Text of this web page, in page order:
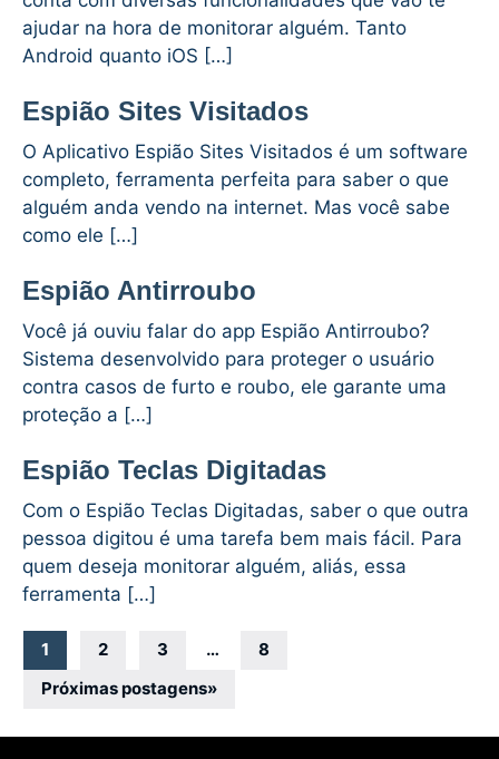
ajudar na hora de monitorar alguém. Tanto
Android quanto iOS […]
Espião Sites Visitados
O Aplicativo Espião Sites Visitados é um software
completo, ferramenta perfeita para saber o que
alguém anda vendo na internet. Mas você sabe
como ele […]
Espião Antirroubo
Você já ouviu falar do app Espião Antirroubo?
Sistema desenvolvido para proteger o usuário
contra casos de furto e roubo, ele garante uma
proteção a […]
Espião Teclas Digitadas
Com o Espião Teclas Digitadas, saber o que outra
pessoa digitou é uma tarefa bem mais fácil. Para
quem deseja monitorar alguém, aliás, essa
ferramenta […]
Navegação
por
posts
1 2 3 …
8
Próximas postagens»